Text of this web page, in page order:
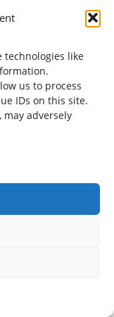
technologies like
us to process
IDs on this site.
adversely